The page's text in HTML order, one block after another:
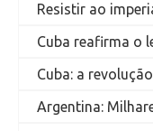
Resistir ao
Cuba reafirma o
Cuba: a
Argentina: